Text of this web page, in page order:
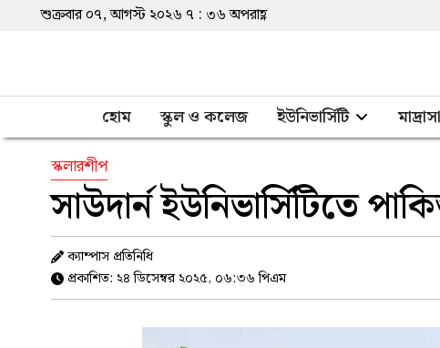
শুক্রবার ০৭, আগস্ট ২০২৬ ৭ : ৩৬ অপরাহ্ণ
হোম স্কুল ও কলেজ ইউনিভার্সিটি
স্কলারশীপ
সাউদার্ন ইউনিভার্সিটিতে
ক্যাম্পাস প্রতিনিধি
প্রকাশিত: ২৪ ডিসেম্বর ২০২৫, ০৬:৩৬ পিএম